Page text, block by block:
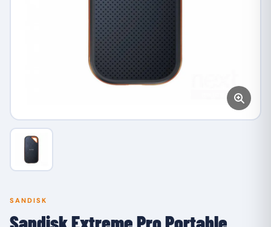
SANDISK
Sandisk Extreme Pro Portable